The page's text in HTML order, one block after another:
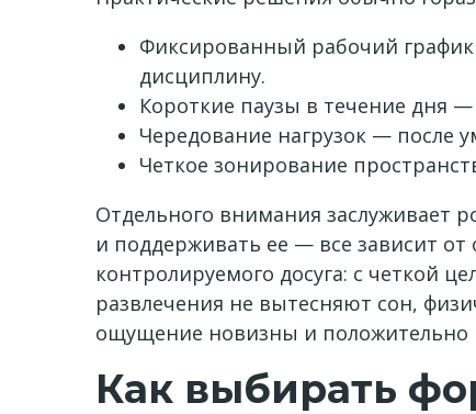
Фиксированный рабочий
дисциплину.
Короткие паузы в течение дня
Чередование нагрузок — после
Четкое зонирование
Отдельного внимания заслуживает
и поддерживать ее — все зависит
контролируемого досуга: с четкой
развлечения не вытесняют сон,
ощущение новизны и положительно
Как выбирать